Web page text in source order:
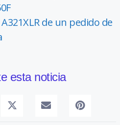
de un pedido de
esta noticia